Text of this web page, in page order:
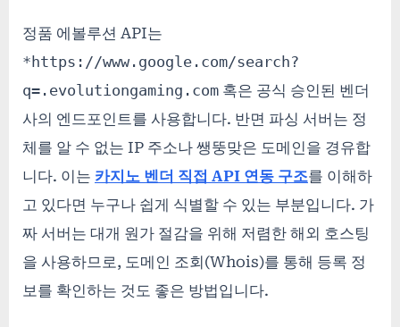
정품 에볼루션 API는
*https://www.google.com/search?
q=.evolutiongaming.com 혹은 공식 승인된 벤더
사의 엔드포인트를 사용합니다. 반면 파싱 서버는 정
체를 알 수 없는 IP 주소나 쌩뚱맞은 도메인을 경유합
니다. 이는 카지노 벤더 직접 API 연동 구조를 이해하
고 있다면 누구나 쉽게 식별할 수 있는 부분입니다. 가
짜 서버는 대개 원가 절감을 위해 저렴한 해외 호스팅
을 사용하므로, 도메인 조회(Whois)를 통해 등록 정
보를 확인하는 것도 좋은 방법입니다.